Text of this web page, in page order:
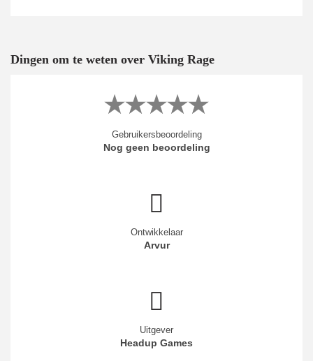
Dingen om te weten over Viking Rage
Gebruikersbeoordeling
Nog geen beoordeling
Ontwikkelaar
Arvur
Uitgever
Headup Games